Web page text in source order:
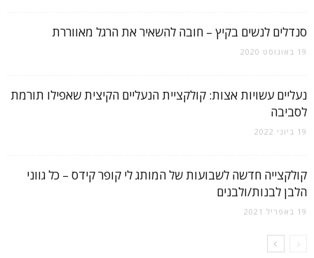
סנדלים לנשים בקיץ – חובה להשאיר את הרגל מאווררת
19 באוגוסט 2020
נעליים עשויות אצות: קולקציית הנעליים הקיצית שאפילו תורמת
לסביבה
19 ביוני 2022
קולקצייה חדשה לשבועות של המותג לי קופר קידס – כל גווני
הלבן לבנות/ולבנים
19 באפריל 2021